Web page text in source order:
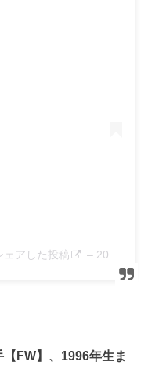
アした投稿 – 2020年 8月月24日午後8時56分PDT
【FW】、1996年生ま